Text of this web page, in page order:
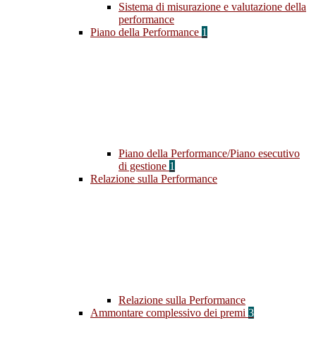
Sistema di misurazione e valutazione della
performance
Piano della Performance 1
Piano della Performance/Piano esecutivo
di gestione 1
Relazione sulla Performance
Relazione sulla Performance
Ammontare complessivo dei premi 3